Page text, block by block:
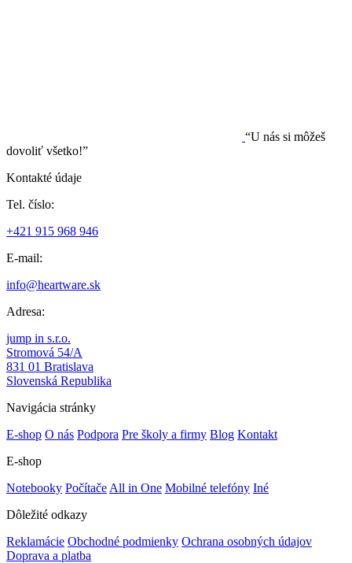
“U nás si môžeš
dovoliť všetko!”
Kontakté údaje
Tel. číslo:
+421 915 968 946
E-mail:
info@heartware.sk
Adresa:
jump in s.r.o.
Stromová 54/A
831 01 Bratislava
Slovenská Republika
Navigácia stránky
E-shop O nás Podpora Pre školy a firmy Blog Kontakt
E-shop
Notebooky Počítače All in One Mobilné telefóny Iné
Dôležité odkazy
Reklamácie Obchodné podmienky Ochrana osobných údajov
Doprava a platba